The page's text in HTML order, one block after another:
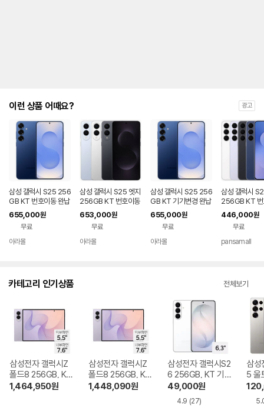
는
대
내
를
나
는
다.
이런 상품 어때요? 광고
삼성 갤럭시 S25 256
GB KT 번호이동 완납
80요금제
655,000원
무료
아라몰
삼성 갤럭시 S25 엣지
256GB KT 번호이동
완납 80요금제
653,000원
무료
아라몰
삼성 갤럭시 S25 256
GB KT 기기변경 완납
655,000원
무료
아라몰
삼성 갤럭시
256GB KT 번
공시지원 완납
446,000원
무료
pansamall
카테고리 인기상품 전체보기
삼성전자 갤럭시Z
폴드8 256GB, KT
기기변경 완납
1,464,950원
삼성전자 갤럭시Z
폴드8 256GB, KT
번호이동 완납
1,448,090원
삼성전자 갤럭시S2
6 256GB, KT 기기
변경 완납
49,000원
4.9 (27)
삼성
5 울
KT